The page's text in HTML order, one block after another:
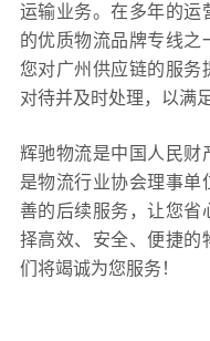
运输业务。在多年的运
的优质物流品牌专线之
您对广州供应链的服务
对待并及时处理，以满
辉驰物流是中国人民财
是物流行业协会理事单
善的后续服务，让您省
择高效、安全、便捷的
们将竭诚为您服务！